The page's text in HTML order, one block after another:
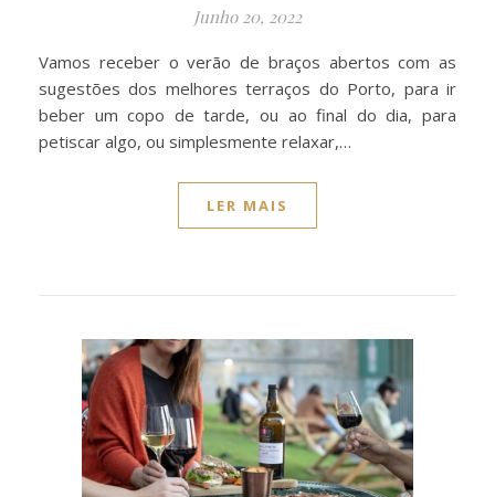
Junho 20, 2022
Vamos receber o verão de braços abertos com as
sugestões dos melhores terraços do Porto, para ir
beber um copo de tarde, ou ao final do dia, para
petiscar algo, ou simplesmente relaxar,…
LER MAIS